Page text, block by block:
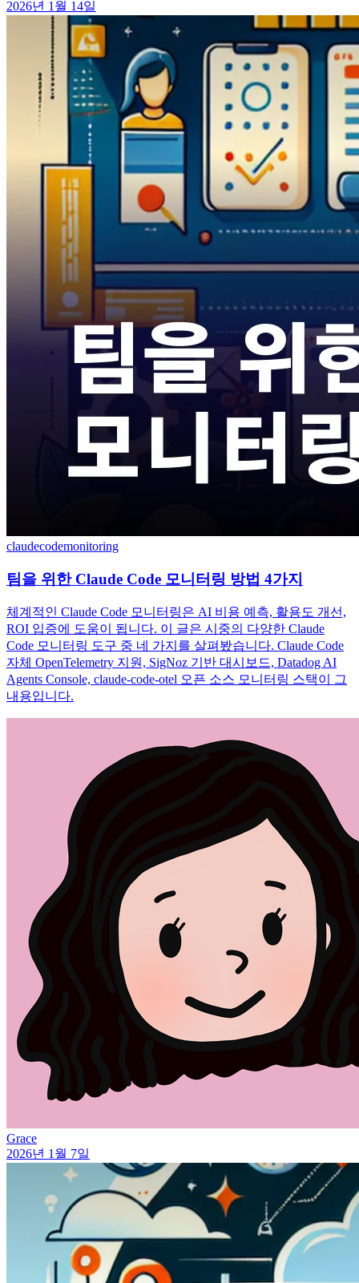
2026년 1월 14일
claudecodemonitoring
팀을 위한 Claude Code 모니터링 방법 4가지
체계적인 Claude Code 모니터링은 AI 비용 예측, 활용도 개선,
ROI 입증에 도움이 됩니다. 이 글은 시중의 다양한 Claude
Code 모니터링 도구 중 네 가지를 살펴봤습니다. Claude Code
자체 OpenTelemetry 지원, SigNoz 기반 대시보드, Datadog AI
Agents Console, claude-code-otel 오픈 소스 모니터링 스택이 그
내용입니다.
Grace
2026년 1월 7일